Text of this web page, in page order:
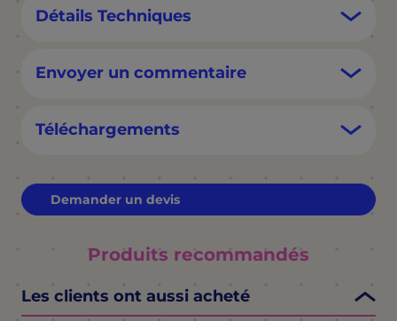
Détails Techniques
Envoyer un commentaire
Téléchargements
Demander un devis
Produits recommandés
Les clients ont aussi acheté